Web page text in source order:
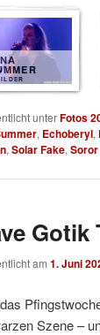
unterFotos
, Echoberyl,
, Solar Fake,
Gotik
am 1. Juni
Szene –